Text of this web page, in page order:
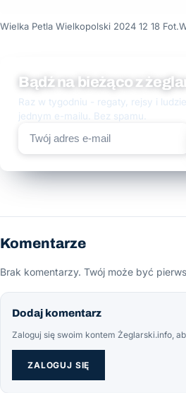
Wielka Petla Wielkopolski 2024 12 18
Bądź na bieżąco z
Raz w tygodniu - regaty, rejsy i
jednym e-mailu. Bez spamu.
Komentarze
Brak komentarzy. Twój może być
Dodaj komentarz
Zaloguj się swoim kontem Żeglarski.info,
ZALOGUJ SIĘ